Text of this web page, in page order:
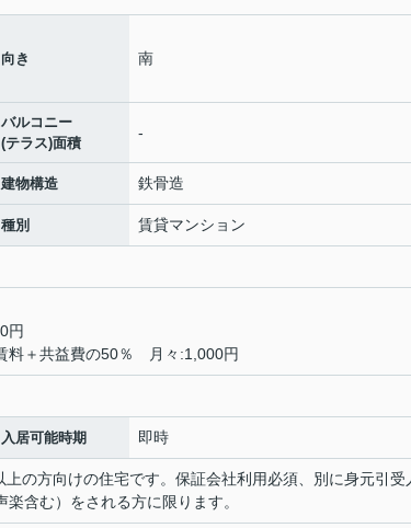
向き 南
バルコニー
(テラス)面積
-
建物構造 鉄骨造
種別 賃貸マンション
円
料＋共益費の50％ 月々:1,000円
入居可能時期 即時
の方向けの住宅です。保証会社利用必須、別に身元引受
含む）をされる方に限ります。